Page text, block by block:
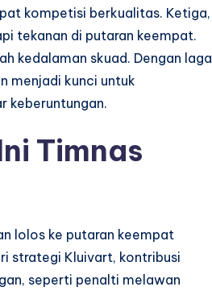
kompetisi berkualitas. Ketiga,
tekanan di putaran keempat.
kedalaman skuad. Dengan laga
menjadi kunci untuk
keberuntungan.
Timnas
lolos ke putaran keempat
strategi Kluivart, kontribusi
seperti penalti melawan